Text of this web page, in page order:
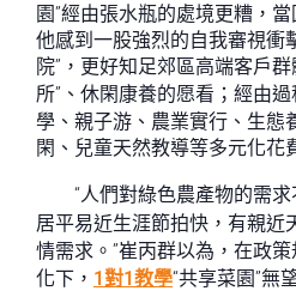
園”經由張水瓶的處境更糟，
他感到一股強烈的自我審視衝
院”，更好知足郊區高端客戶
所”、休閑康養的愿看；經由
學、親子游、農業實行、生態
閑、兒童天然教導等多元化花
“人們對綠色農產物的需
居平易近生涯節拍快，有親近
情需求。”崔丙群以為，在政
化下， 1對1教學“共享菜園”無